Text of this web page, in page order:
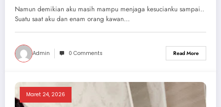
Namun demikian aku masih mampu menjaga kesucianku sampai..
Suatu saat aku dan enam orang kawan…
Admin 0 Comments Read More
Maret 24, 2026